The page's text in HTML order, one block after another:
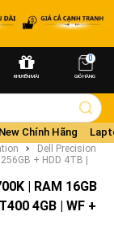
KHUYẾN MÃI
0
GIỎ HÀNG
Chính Hãng
Dell Precision
+ HDD 4TB |
| RAM 16GB
4GB | WF +